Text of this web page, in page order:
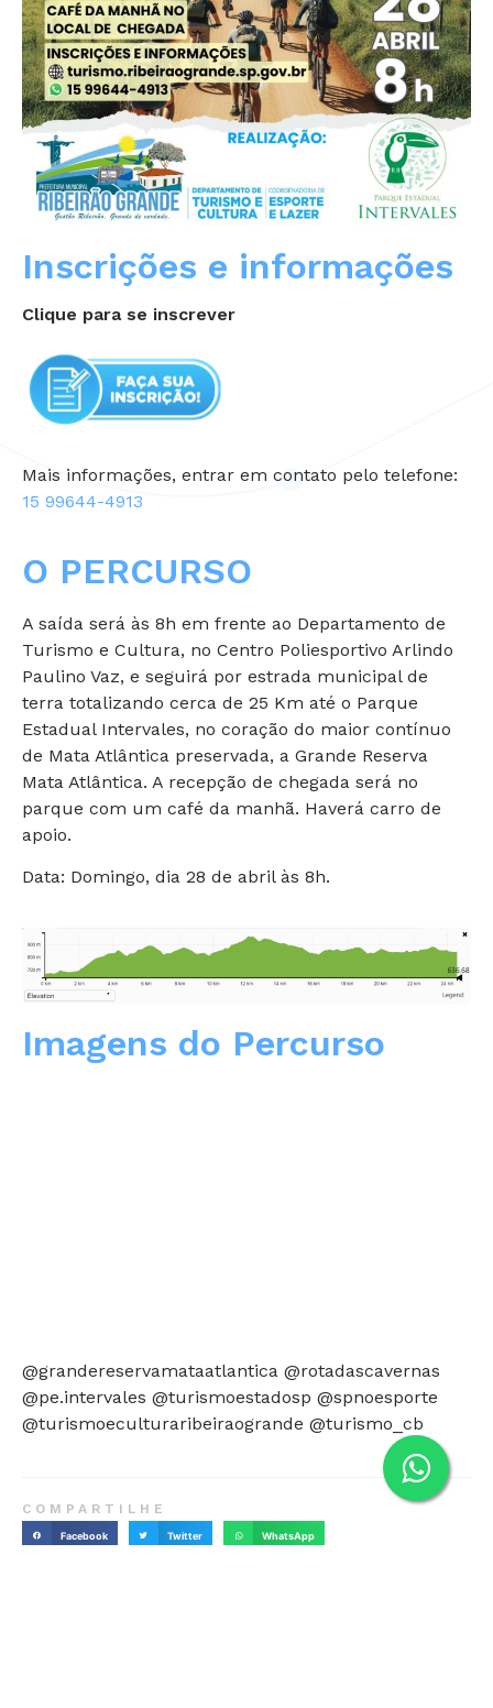
Inscrições e informações
Clique para se inscrever
Mais informações, entrar em contato pelo telefone:
15 99644-4913
O PERCURSO
A saída será às 8h em frente ao Departamento de
Turismo e Cultura, no Centro Poliesportivo Arlindo
Paulino Vaz, e seguirá por estrada municipal de
terra totalizando cerca de 25 Km até o Parque
Estadual Intervales, no coração do maior contínuo
de Mata Atlântica preservada, a Grande Reserva
Mata Atlântica. A recepção de chegada será no
parque com um café da manhã. Haverá carro de
apoio.
Data: Domingo, dia 28 de abril às 8h.
Imagens do Percurso
@grandereservamataatlantica @rotadascavernas
@pe.intervales @turismoestadosp @spnoesporte
@turismoeculturaribeiraogrande @turismo_cb
COMPARTILHE
Facebook Twitter WhatsApp